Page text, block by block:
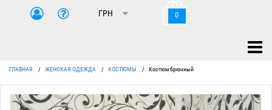
0
ГЛАВНАЯ / ЖЕНСКАЯ ОДЕЖДА / КОСТЮМЫ / Костюм брючный